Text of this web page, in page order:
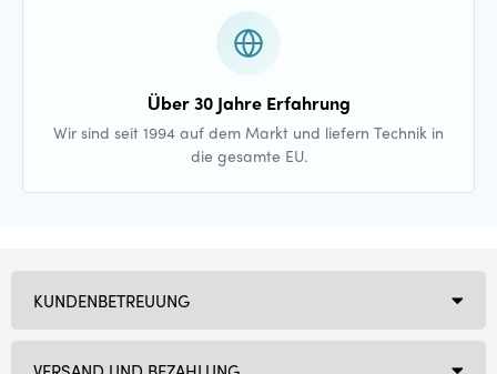
Über 30 Jahre Erfahrung
Wir sind seit 1994 auf dem Markt und liefern Technik in
die gesamte EU.
KUNDENBETREUUNG